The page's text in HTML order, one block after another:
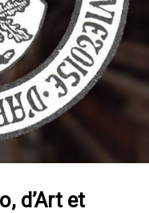
d’Art et